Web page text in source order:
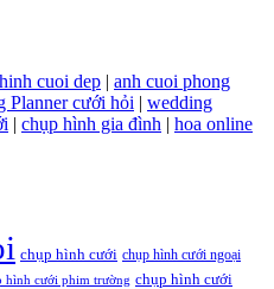
cuoi dep | anh cuoi phong
Planner cưới hỏi | wedding
| chụp hình gia đình | hoa online
chụp hình cưới chụp hình cưới ngoại
hình cưới phim trường chụp hình cưới